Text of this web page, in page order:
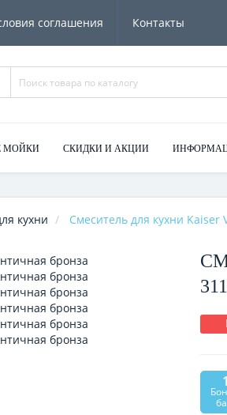
соглашения Контакты
МОЙКИ СКИДКИ И АКЦИИ
кухни Смеситель для кухни